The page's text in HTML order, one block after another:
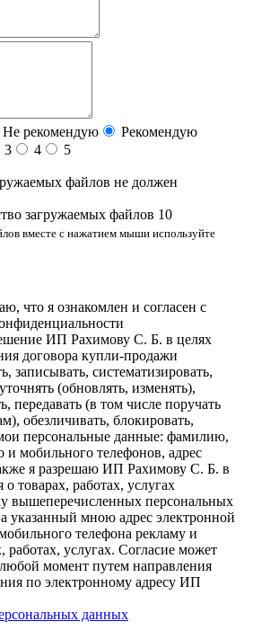
Не рекомендую
Рекомендую
3 4
5
файлов не должен
загружаемых файлов 10
вместе с нажатием мыши используйте
что я ознакомлен и согласен с
ИП Рахимову С. Б. в целях
договора купли-продажи
записывать, систематизировать,
(обновлять, изменять),
передавать (в том числе поручать
обезличивать, блокировать,
персональные данные: фамилию,
мобильного телефонов, адрес
я разрешаю ИП Рахимову С. Б. в
товарах, работах, услугах
вышеперечисленных персональных
указанный мною адрес электронной
телефона рекламу и
услугах. Согласие может
момент путем направления
по электронному адресу ИП
данных